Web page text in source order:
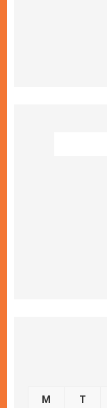
M T